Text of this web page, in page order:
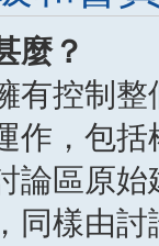
麼？
有控制
作，包
論區原
同樣由